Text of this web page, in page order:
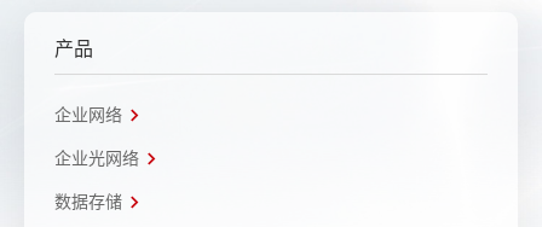
产品
企业网络
企业光网络
数据存储